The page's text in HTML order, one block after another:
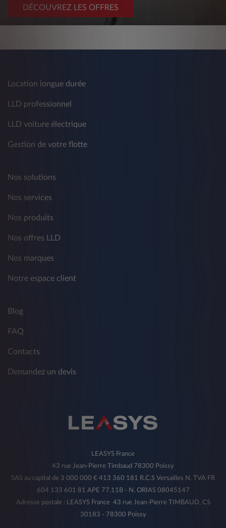
DÉCOUVREZ LES OFFRES
Location longue durée
LLD professionnel
LLD voiture électrique
Gestion de votre flotte
Nos solutions
Nos services
Nos produits
Nos offres LLD
Nos marques
Notre espace client
Blog
FAQ
Contacts
Demandez un devis
LEASYS France
43 rue Jean-Pierre Timbaud 78300 Poissy
SAS au capital de 3 000 000 € 413 360 181 R.C.S Versailles N. TVA FR
604 133 601 81 APE 77.11B - N. ORIAS 08045147
Adresse postale : LEASYS France 43 rue Jean-Pierre TIMBAUD, CS
30183 - 78300 Poissy